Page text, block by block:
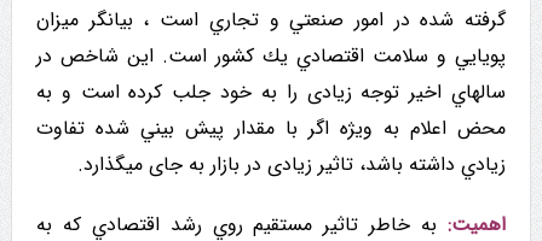
گرفته شده در امور صنعتي و تجاري است ، بیانگر میزان
پويايي و سلامت اقتصادي يك كشور است. این شاخص در
سالهاي اخير توجه زیادی را به خود جلب کرده است و به
محض اعلام به ویژه اگر با مقدار پيش بيني شده تفاوت
زيادي داشته باشد، تاثیر زیادی در بازار به جای میگذارد.
اهمیت:به خاطر تاثیر مستقیم روي رشد اقتصادي که به